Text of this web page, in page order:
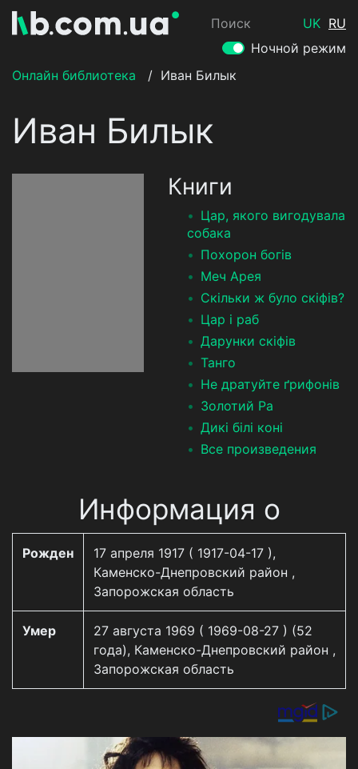
Поиск UK RU
Ночной режим
Онлайн библиотека
/ Иван Билык
Иван Билык
Книги
Цар, якого вигодувала
собака
Похорон богів
Меч Арея
Скільки ж було скіфів?
Цар і раб
Дарунки скіфів
Танго
Не дратуйте ґрифонів
Золотий Ра
Дикі білі коні
Все произведения
Информация о
Рожден
17 апреля 1917 ( 1917-04-17 ),
Каменско-Днепровский район ,
Запорожская область
Умер
27 августа 1969 ( 1969-08-27 ) (52
года), Каменско-Днепровский район ,
Запорожская область